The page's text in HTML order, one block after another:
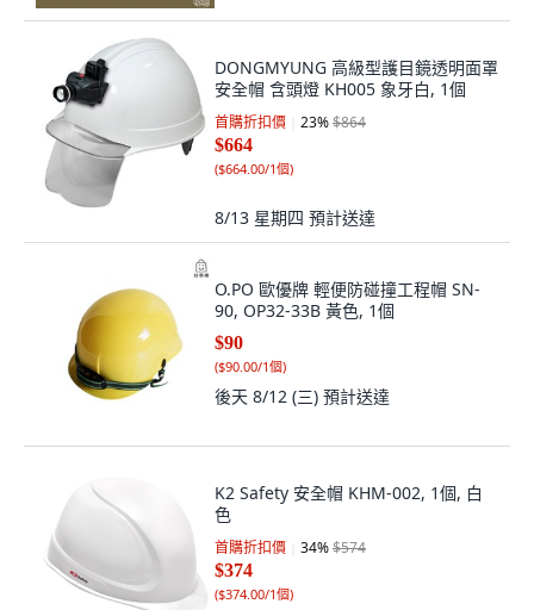
DONGMYUNG 高級型護目鏡透明面罩
安全帽 含頭燈 KH005 象牙白, 1個
首購折扣價 23%$864
$664
($664.00/1個)
8/13 星期四 預計送達
O.PO 歐優牌 輕便防碰撞工程帽 SN-
90, OP32-33B 黃色, 1個
$90
($90.00/1個)
後天 8/12 (三) 預計送達
K2 Safety 安全帽 KHM-002, 1個, 白
色
首購折扣價 34%$574
$374
($374.00/1個)